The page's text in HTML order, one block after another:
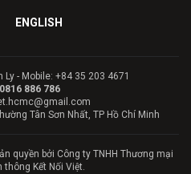
ENGLISH
- Mobile: +84 35 203 4671
0816 886 786
Tân Sơn Nhất, TP Hồ Chí Minh
quyền bởi Công ty TNHH Thương mại
thông Kết Nối Việt.